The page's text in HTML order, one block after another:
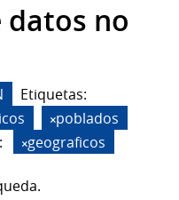
datos no
Etiquetas:
poblados
geograficos